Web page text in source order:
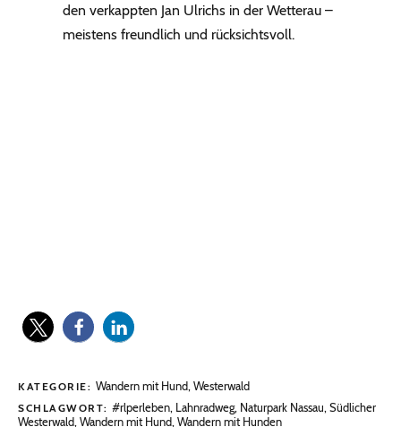
den verkappten Jan Ulrichs in der Wetterau –
meistens freundlich und rücksichtsvoll.
KATEGORIE: Wandern mit Hund,Westerwald
SCHLAGWORT: #rlperleben, Lahnradweg, Naturpark Nassau,Südlicher
Westerwald,Wandern mit Hund,Wandern mit Hunden